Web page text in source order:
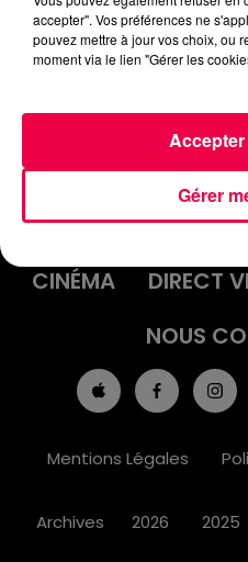
ACCUEIL
AGENDA
JEUX
CINÉMA
DIRECT
NOUS
Mentions Légales
Archives 2026 2025
accepter". Vos préférences ne
pouvez mettre à jour vos choix, ou
moment via le lien "Gérer les
Gérer